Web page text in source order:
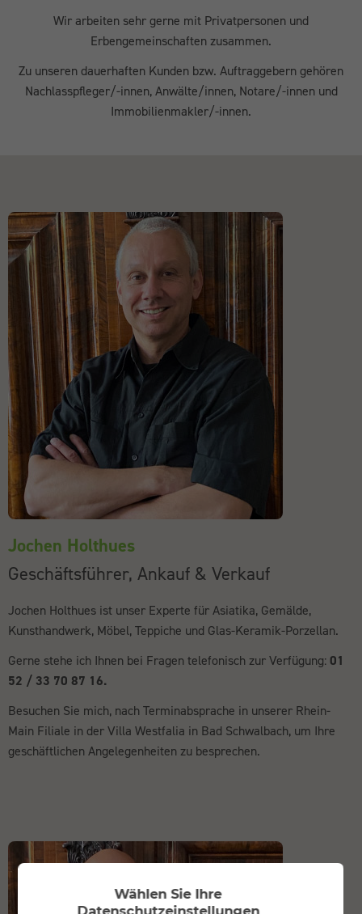
Wir arbeiten sehr gerne mit Privatpersonen und
Erbengemeinschaften zusammen.
Zu unseren dauerhaften Kunden bzw. Auftraggebern gehören
Nachlasspfleger/-innen, Anwälte/innen, Notare/-innen und
Immobilienmakler/-innen.
Jochen Holthues
Geschäftsführer, Ankauf & Verkauf
Jochen Holthues ist unser Experte für Asiatika, Gemälde,
Kunsthandwerk, Möbel, Teppiche und Glas-Keramik-Porzellan.
Gerne stehe ich Ihnen bei Fragen telefonisch zur Verfügung:01
52 / 33 70 87 16.
Besuchen Sie mich, nach Terminabsprache in unserer Rhein-
Main Filiale in der Villa Westfalia in Bad Schwalbach, um Ihre
geschäftlichen Angelegenheiten zu besprechen.
Wählen Sie Ihre
Datenschutzeinstellungen